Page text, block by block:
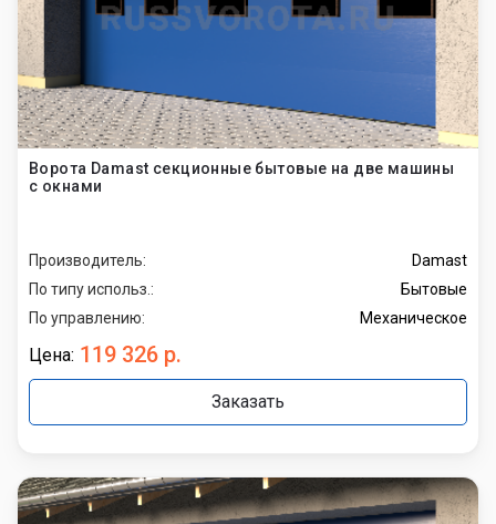
Ворота Damast секционные бытовые на две машины
с окнами
Производитель:
Damast
По типу использ.:
Бытовые
По управлению:
Механическое
Цена: 119 326 р.
Заказать